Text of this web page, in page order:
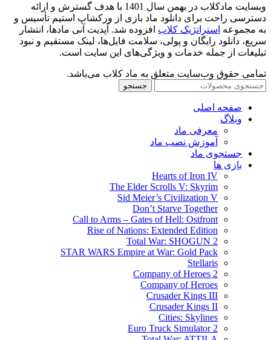
وبسایت مادکلاب در بهمن سال 1401 با هدف گسترش و ارائه
دسترسی راحت برای دانلود ماد بازی از ورکشاپ استیم تأسیس و
به مجموعه استراتژیک کلاب افزوده شد. آپدیت آنی مادها، انتشار
سریع، دانلود رایگان و پولی، سلامت فایل‌ها، لینک مستقیم و نبود
تبلیغات از جمله خدمات و ویژگی‌های این سایت است.
تمامی حقوق وب‌سایت متعلق به ماد کلاب می‌باشد.
جستجو
صفحه اصلی
وبلاگ
معرفی ماد
آموزش نصب ماد
جستجوی ماد
بازی ها
Hearts of Iron IV
The Elder Scrolls V: Skyrim
Sid Meier’s Civilization V
Don’t Starve Together
Call to Arms – Gates of Hell: Ostfront
Rise of Nations: Extended Edition
Total War: SHOGUN 2
STAR WARS Empire at War: Gold Pack
Stellaris
Company of Heroes 2
Company of Heroes
Crusader Kings III
Crusader Kings II
Cities: Skylines
Euro Truck Simulator 2